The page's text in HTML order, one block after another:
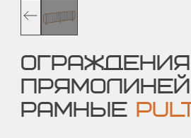
ОГРАЖДЕНИЯ
РАМНЫЕ